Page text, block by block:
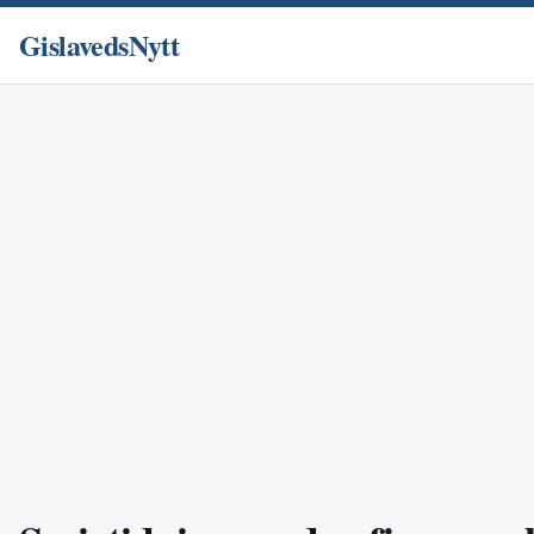
GislavedsNytt